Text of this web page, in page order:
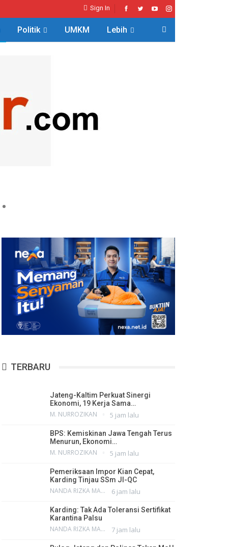
Sign In
Politik UMKM Lebih
TERBARU
Jateng-Kaltim Perkuat Sinergi
Ekonomi, 19 Kerja Sama…
M. NURROZIKAN 5 jam lalu
BPS: Kemiskinan Jawa Tengah Terus
Menurun, Ekonomi…
M. NURROZIKAN 5 jam lalu
Pemeriksaan Impor Kian Cepat,
Karding Tinjau SSm JI-QC
NANDA RIZKA MAHENDRA 6 jam lalu
Karding: Tak Ada Toleransi Sertifikat
Karantina Palsu
NANDA RIZKA MAHENDRA 7 jam lalu